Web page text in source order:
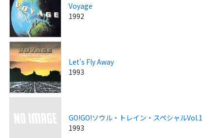
Voyage
1992
Let's Fly Away
1993
GO!GO!ソウル・トレイン・スペシャルVol.1
1993